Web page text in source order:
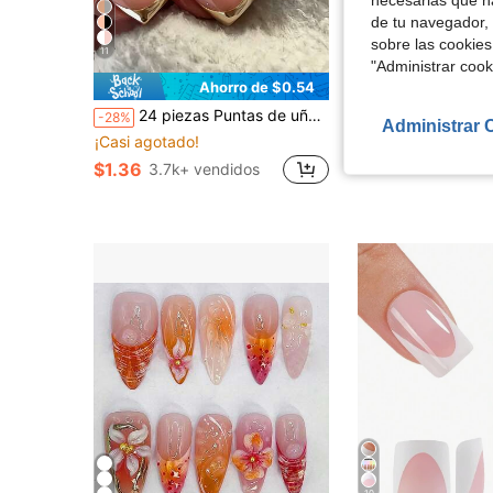
11
Ahorro de $0.54
-28% 24 piezas Puntas de uñas elegantes de verano de color nude con borde dorado, brillantes. Moda versátil para citas, fiestas, primavera/verano, adecuado para mujeres y niñas, uso diario en otoño/invierno. Set de uñas postizas removibles con gel de gelatina y lima incluidos, color de gel de gelatina aleatorio
¡Casi agotado!
$1.36 3.7k+ vendidos
-27% Pegatinas de Uñas Acrílicas Florales Y2K 10 piezas/paquete, Uñas Postizas Holográficas de Forma Almendrada Media, Juego de Uñas Falsas
de tu
sobre las
"Administrar
Administrar